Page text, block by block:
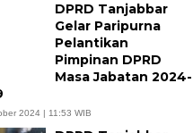
DPRD Tanjabbar
Gelar Paripurna
Pelantikan
Pimpinan DPRD
Masa Jabatan 2024-
2024 | 11:53 WIB